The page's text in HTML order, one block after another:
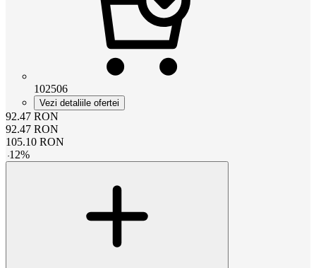
102506
Vezi detaliile ofertei
92.47 RON
92.47 RON
105.10 RON
-12%